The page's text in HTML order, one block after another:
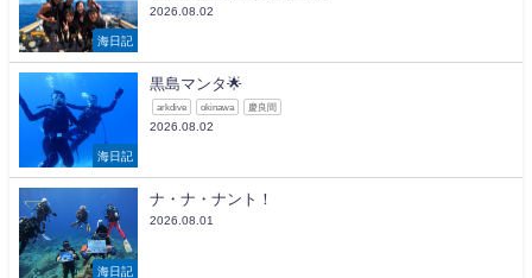
海日記
2026.08.02
海日記
黒島マンタ🌟
arkdive okinawa 慶良間
2026.08.02
海日記
ナ・ナ・ナント！
2026.08.01